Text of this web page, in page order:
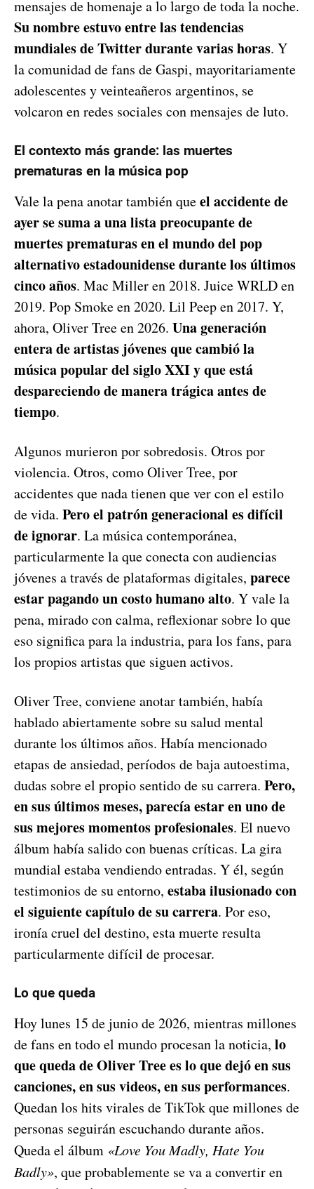
mensajes de homenaje a lo largo de toda la noche.
Su nombre estuvo entre las tendencias
mundiales de Twitter durante varias horas. Y
la comunidad de fans de Gaspi, mayoritariamente
adolescentes y veinteañeros argentinos, se
volcaron en redes sociales con mensajes de luto.
El contexto más grande: las muertes
prematuras en la música pop
Vale la pena anotar también queel accidente de
ayer se suma a una lista preocupante de
muertes prematuras en el mundo del pop
alternativo estadounidense durante los últimos
cinco años. Mac Miller en 2018. Juice WRLD en
2019. Pop Smoke en 2020. Lil Peep en 2017. Y,
ahora, Oliver Tree en 2026. Una generación
entera de artistas jóvenes que cambió la
música popular del siglo XXI y que está
despareciendo de manera trágica antes de
tiempo.
Algunos murieron por sobredosis. Otros por
violencia. Otros, como Oliver Tree, por
accidentes que nada tienen que ver con el estilo
de vida. Pero el patrón generacional es difícil
de ignorar. La música contemporánea,
particularmente la que conecta con audiencias
jóvenes a través de plataformas digitales, parece
estar pagando un costo humano alto. Y vale la
pena, mirado con calma, reflexionar sobre lo que
eso significa para la industria, para los fans, para
los propios artistas que siguen activos.
Oliver Tree, conviene anotar también, había
hablado abiertamente sobre su salud mental
durante los últimos años. Había mencionado
etapas de ansiedad, períodos de baja autoestima,
dudas sobre el propio sentido de su carrera. Pero,
en sus últimos meses, parecía estar en uno de
sus mejores momentos profesionales. El nuevo
álbum había salido con buenas críticas. La gira
mundial estaba vendiendo entradas. Y él, según
testimonios de su entorno, estaba ilusionado con
el siguiente capítulo de su carrera. Por eso,
ironía cruel del destino, esta muerte resulta
particularmente difícil de procesar.
Lo que queda
Hoy lunes 15 de junio de 2026, mientras millones
de fans en todo el mundo procesan la noticia, lo
que queda de Oliver Tree es lo que dejó en sus
canciones, en sus videos, en sus performances.
Quedan los hits virales de TikTok que millones de
personas seguirán escuchando durante años.
Queda el álbum «Love You Madly, Hate You
Badly», que probablemente se va a convertir en